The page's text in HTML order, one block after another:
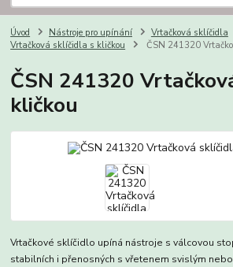
Úvod Nástroje pro upínání Vrtačková sklíčidla
Vrtačková sklíčidla s kličkou
ČSN 241320
ČSN 241320
kličkou
Vrtačkové sklíčidlo upíná nástroje s válcovou
stabilních i přenosných s vřetenem svislým nebo